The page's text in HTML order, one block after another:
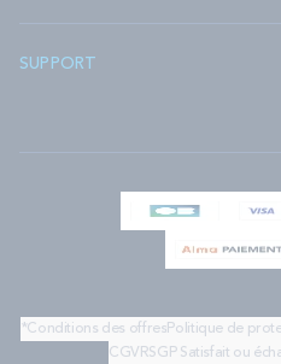
SUPPORT
*Conditions des offresPolitique de
CGV RSGP Satisfait ou